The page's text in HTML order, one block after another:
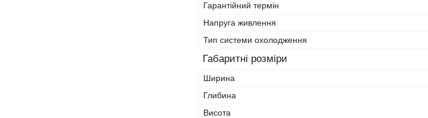
Гарантійний термін
Напруга живлення
Тип системи охолодження
Габаритні розміри
Ширина
Глибина
Висота